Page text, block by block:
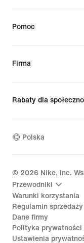
Pomoc
Firma
Rabaty dla
Polska
© 2026 Nike, Inc.
Przewodniki
Warunki korzystania
Regulamin sprzedaży
Dane firmy
Polityka
Ustawienia